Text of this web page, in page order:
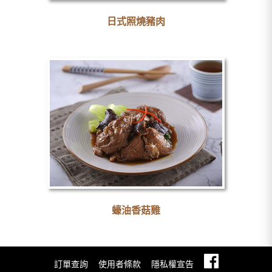
日式照燒豬肉
蠔油香菇雞
訂單查詢 使用者條款 隱私權宣告